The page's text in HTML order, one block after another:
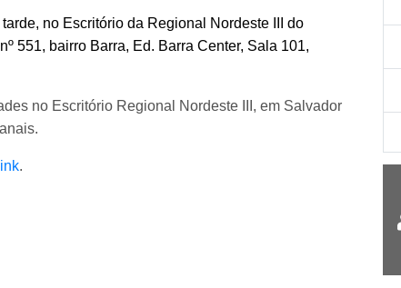
no Escritório da Regional Nordeste III do
551, bairro Barra, Ed. Barra Center, Sala 101,
no Escritório Regional Nordeste III, em Salvador
.